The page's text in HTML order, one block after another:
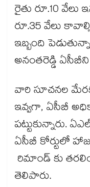
రైతు రూ.10
రూ.35 వేలు
ఇబ్బంది
అనంతరెడ్డి
వారి సూచనల
ఇవ్వగా, ఏసీబీ
పట్టుకున్నారు.
ఏసీబీ కోర్టులో
రిమాండ్ కు
తెలిపారు.